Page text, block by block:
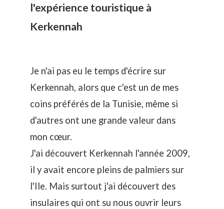
l'expérience touristique à
Kerkennah
Je n'ai pas eu le temps d'écrire sur
Kerkennah, alors que c'est un de mes
coins préférés de la Tunisie, même si
d'autres ont une grande valeur dans
mon cœur.
J'ai découvert Kerkennah l'année 2009,
il y avait encore pleins de palmiers sur
l'Ile. Mais surtout j'ai découvert des
insulaires qui ont su nous ouvrir leurs